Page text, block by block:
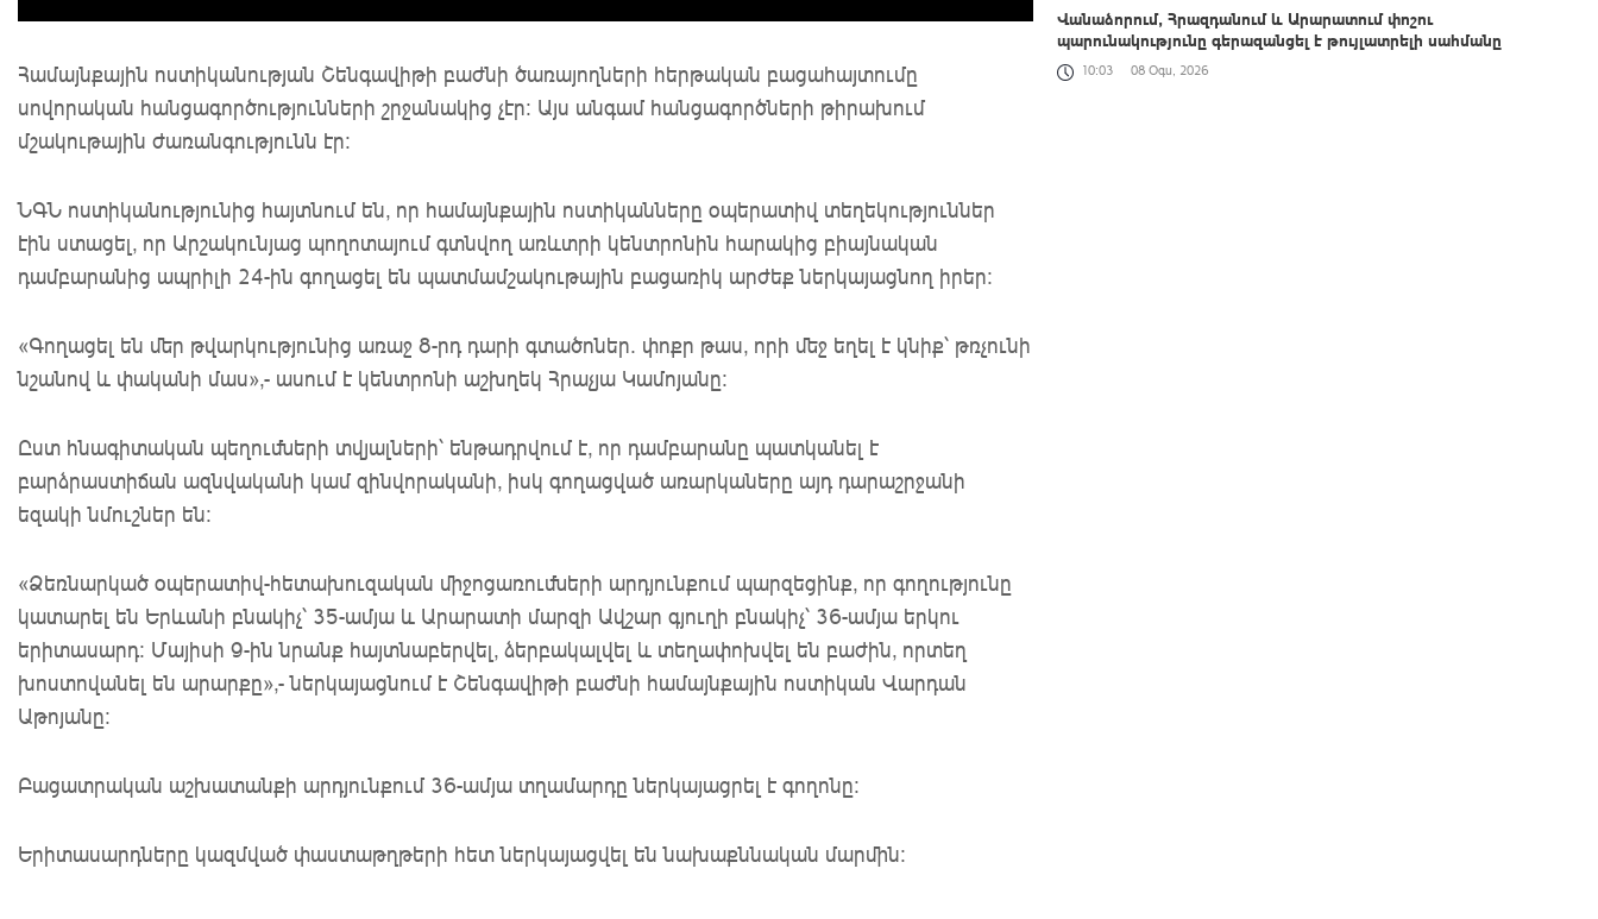
Համայնքային ոստիկանության Շենգավիթի բաժնի ծառայողների հերթական բացահայտումը
սովորական հանցագործությունների շրջանակից չէր։ Այս անգամ հանցագործների թիրախում
մշակութային ժառանգությունն էր։
ՆԳՆ ոստիկանությունից հայտնում են, որ համայնքային ոստիկանները օպերատիվ տեղեկություններ
էին ստացել, որ Արշակունյաց պողոտայում գտնվող առևտրի կենտրոնին հարակից բիայնական
դամբարանից ապրիլի 24-ին գողացել են պատմամշակութային բացառիկ արժեք ներկայացնող իրեր։
«Գողացել են մեր թվարկությունից առաջ 8-րդ դարի գտածոներ․ փոքր թաս, որի մեջ եղել է կնիք՝ թռչունի
նշանով և փականի մաս»,- ասում է կենտրոնի աշխղեկ Հրաչյա Կամոյանը։
Ըստ հնագիտական պեղումների տվյալների՝ ենթադրվում է, որ դամբարանը պատկանել է
բարձրաստիճան ազնվականի կամ զինվորականի, իսկ գողացված առարկաները այդ դարաշրջանի
եզակի նմուշներ են։
«Ձեռնարկած օպերատիվ-հետախուզական միջոցառումների արդյունքում պարզեցինք, որ գողությունը
կատարել են Երևանի բնակիչ՝ 35-ամյա և Արարատի մարզի Ավշար գյուղի բնակիչ՝ 36-ամյա երկու
երիտասարդ։ Մայիսի 9-ին նրանք հայտնաբերվել, ձերբակալվել և տեղափոխվել են բաժին, որտեղ
խոստովանել են արարքը»,- ներկայացնում է Շենգավիթի բաժնի համայնքային ոստիկան Վարդան
Աթոյանը։
Բացատրական աշխատանքի արդյունքում 36-ամյա տղամարդը ներկայացրել է գողոնը։
Երիտասարդները կազմված փաստաթղթերի հետ ներկայացվել են նախաքննական մարմին։
Վանաձորում, Հրազդանում և Արարատում փոշու
պարունակությունը գերազանցել է թույլատրելի սահմանը
10:03 08 Օգս, 2026